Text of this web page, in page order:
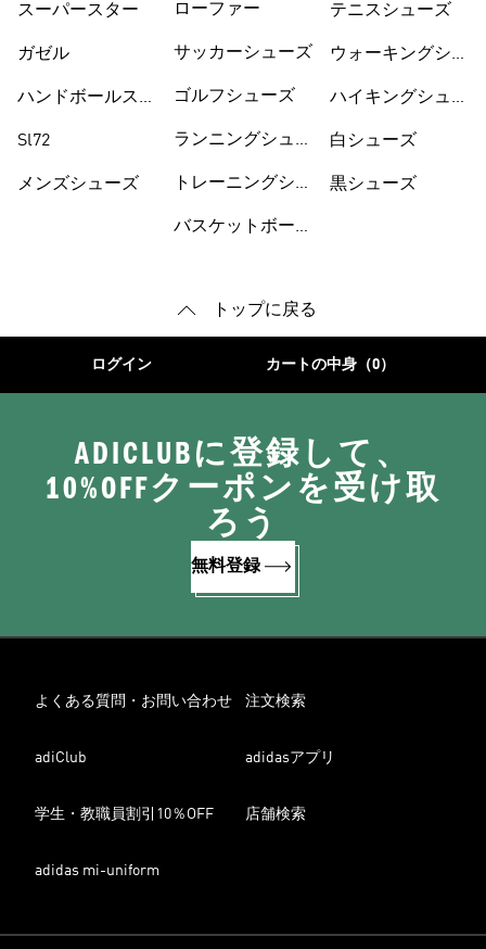
スーパースター
ガゼル
ハンドボールスペ
Sl72
メンズシューズ
ローファー
サッカーシューズ
ゴルフシューズ
ランニングシュー
トレーニングシュ
バスケットボール
テニスシューズ
ウォーキングシュ
ハイキングシュー
白シューズ
黒シューズ
トップに戻る
ログイン カートの中身（0）
ADICLUBに登録して、
10%OFFクーポンを受け取
ろう
無料登録
よくある質問・お問い合わせ 注文検索
adiClub adidasアプリ
学生・教職員割引10％OFF 店舗検索
adidas mi-uniform